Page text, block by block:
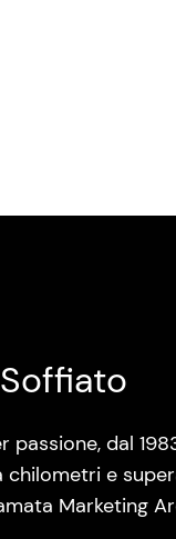
passione, dal
chilometri e
Marketing